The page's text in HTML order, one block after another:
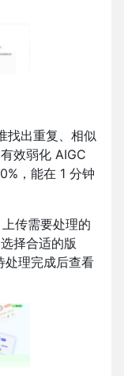
找出重复、相似
效弱化 AIGC
，能在 1 分钟
传需要处理的
择合适的版
处理完成后查看